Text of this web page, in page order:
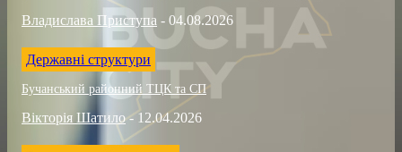
Владислава Приступа - 04.08.2026
Державні структури
Бучанський районний ТЦК та СП
Вікторія Шатило - 12.04.2026